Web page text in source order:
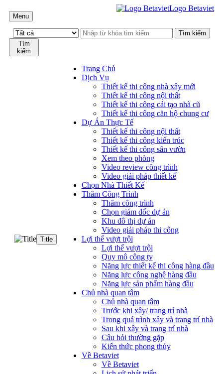
Menu
Logo Betaviet
Tìm
kiếm
Title
Trang Chủ
Dịch Vụ
Thiết kế thi công nhà xây mới
Thiết kế thi công nội thất
Thiết kế thi công cải tạo nhà cũ
Thiết kế thi công căn hộ chung cư
Dự Án Thực Tế
Thiết kế thi công nội thất
Thiết kế thi công kiến trúc
Thiết kế thi công sân vườn
Xem theo phòng
Video review công trình
Video giải pháp thiết kế
Chọn Nhà Thiết Kế
Thăm Công Trình
Thăm công trình
Chọn giám đốc dự án
Khu đô thị dự án
Video giải pháp thi công
Lợi thế vượt trội
Lợi thế vượt trội
Quy mô công ty
Năng lực thiết kế thi công hàng đầu
Năng lực công nghệ hàng đầu
Năng lực sản phẩm hàng đầu
Chủ nhà quan tâm
Chủ nhà quan tâm
Trước khi xây/ trang trí nhà
Trong quá trình xây và trang trí nhà
Sau khi xây và trang trí nhà
Câu hỏi thường gặp
Kiến thức phong thủy
Về Betaviet
Về Betaviet